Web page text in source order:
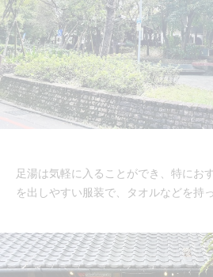
足湯は気軽に入ることができ、特にお
を出しやすい服装で、タオルなどを持